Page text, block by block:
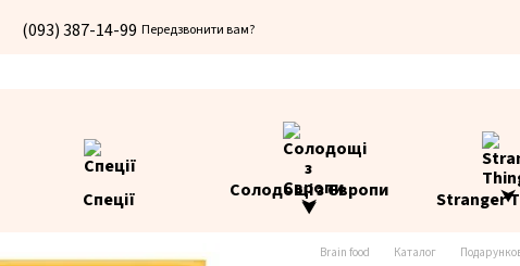
(093) 387-14-99 Передзвонити вам?
Спеції
Солодощі з Європи
⮟
Stranger
Brain food Каталог